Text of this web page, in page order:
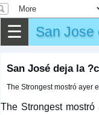
☰ San Jose
San José deja la
The Strongest mostró ayer
The Strongest